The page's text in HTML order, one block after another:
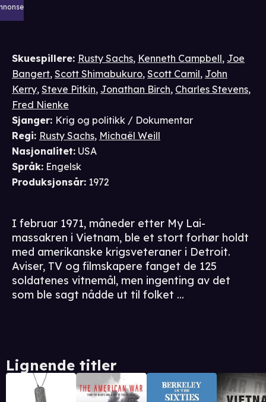
Skuespillere: Rusty Sachs, Kenneth Campbell, Joe
Bangert, Scott Shimabukuro, Scott Camil, John
Kerry, Steve Pitkin, Jonathan Birch, Charles Stevens,
Fred Nienke
Sjanger: Krig og politikk / Dokumentar
Regi: Rusty Sachs, Michaël Weill
Nasjonalitet: USA
Språk: Engelsk
Produksjonsår: 1972
I februar 1971, måneder etter My Lai-
massakren i Vietnam, ble et stort forhør holdt
med amerikanske krigsveteraner i Detroit.
Aviser, TV og filmskapere fanget de 125
soldatenes vitnemål, men ingenting av det
som ble sagt nådde ut til folket ...
Lignende titler